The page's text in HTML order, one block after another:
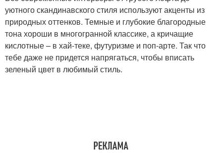
уютного скандинавского стиля используют акценты из
природных оттенков. Темные и глубокие благородные
тона хороши в многогранной классике, а кричащие
кислотные – в хай-теке, футуризме и поп-арте. Так что
тебе даже не придется напрягаться, чтобы вписать
зеленый цвет в любимый стиль.